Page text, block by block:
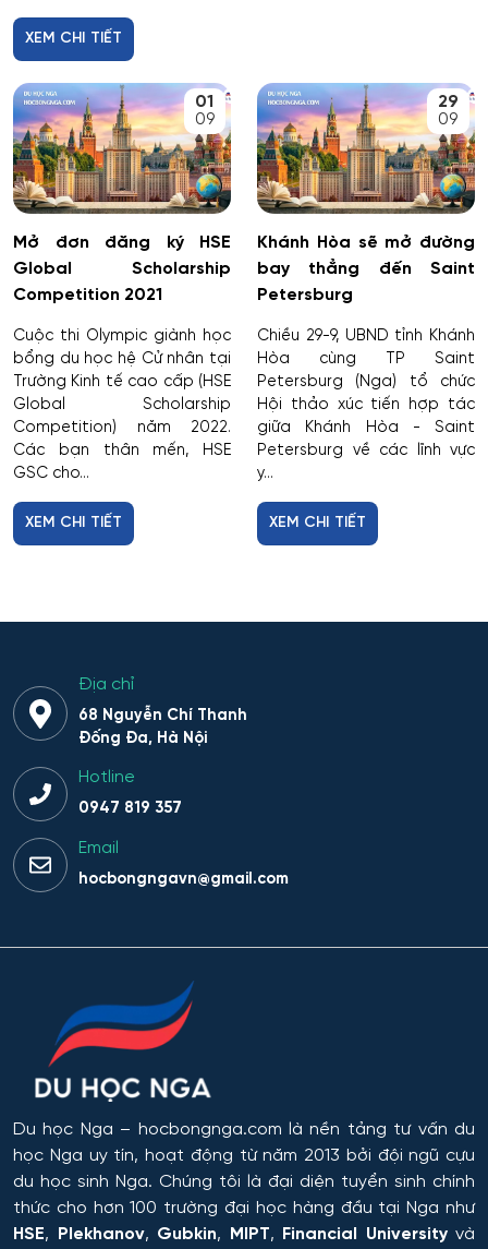
XEM CHI TIẾT
01
09
Mở đơn đăng ký HSE
Global Scholarship
Competition 2021
Cuộc thi Olympic giành học
bổng du học hệ Cử nhân tại
Trường Kinh tế cao cấp (HSE
Global Scholarship
Competition) năm 2022.
Các bạn thân mến, HSE
GSC cho...
XEM CHI TIẾT
29
09
Khánh Hòa sẽ mở đường
bay thẳng đến Saint
Petersburg
Chiều 29-9, UBND tỉnh Khánh
Hòa cùng TP Saint
Petersburg (Nga) tổ chức
Hội thảo xúc tiến hợp tác
giữa Khánh Hòa - Saint
Petersburg về các lĩnh vực
y...
XEM CHI TIẾT
Địa chỉ
68 Nguyễn Chí Thanh
Đống Đa, Hà Nội
Hotline
0947 819 357
Email
hocbongngavn@gmail.com
Du học Nga – hocbongnga.com là nền tảng tư vấn du
học Nga uy tín, hoạt động từ năm 2013 bởi đội ngũ cựu
du học sinh Nga. Chúng tôi là đại diện tuyển sinh chính
thức cho hơn 100 trường đại học hàng đầu tại Nga như
HSE, Plekhanov, Gubkin, MIPT, Financial Universityvà